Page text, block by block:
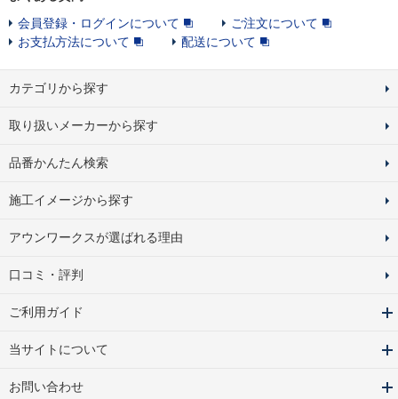
会員登録・ログインについて
ご注文について
お支払方法について
配送について
カテゴリから探す
取り扱いメーカーから探す
品番かんたん検索
施工イメージから探す
アウンワークスが選ばれる理由
口コミ・評判
ご利用ガイド
当サイトについて
お問い合わせ